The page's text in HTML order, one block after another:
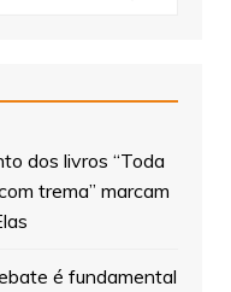
dos livros “Toda
trema” marcam
é fundamental